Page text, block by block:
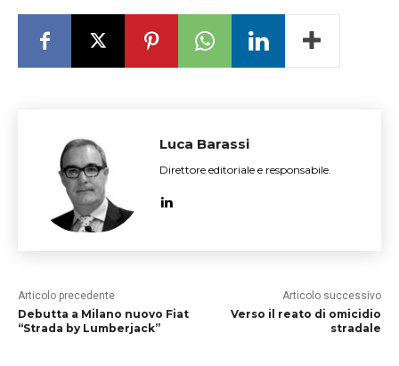
Luca Barassi
Direttore editoriale e responsabile.
Articolo precedente
Debutta a Milano nuovo Fiat
“Strada by Lumberjack”
Articolo successivo
Verso il reato di omicidio
stradale